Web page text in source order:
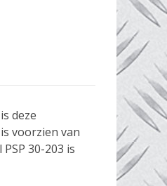
deze
voorzien van
30-203 is